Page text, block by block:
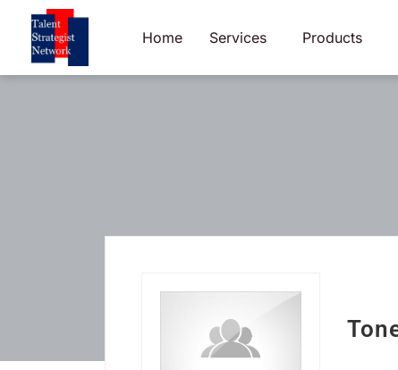
content
Home Services Products